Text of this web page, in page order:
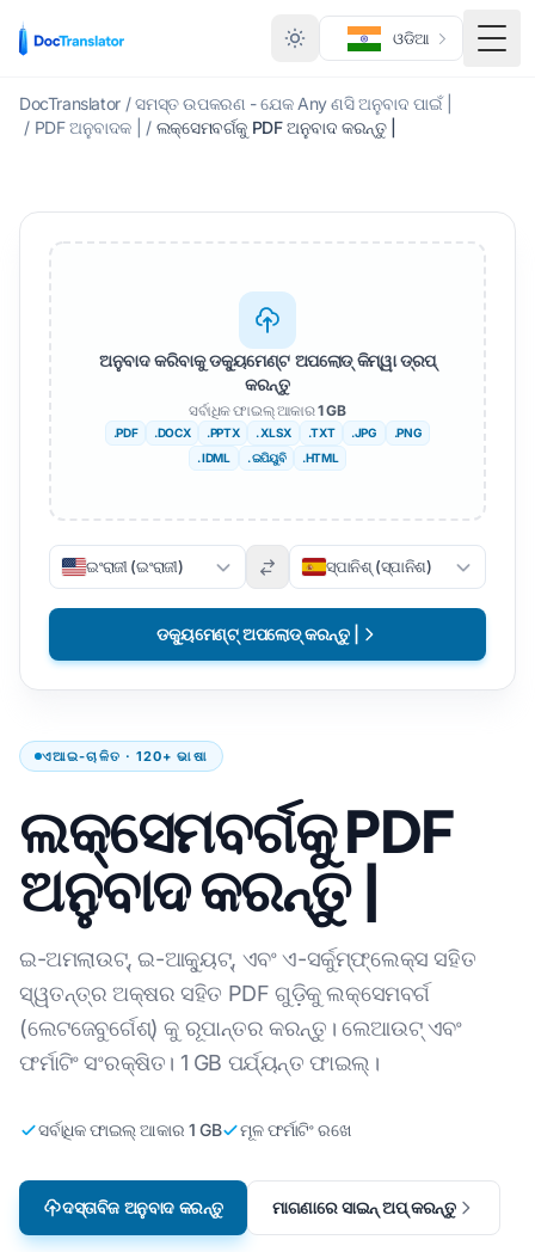
ଓଡିଆ
DocTranslator / ସମସ୍ତ ଉପକରଣ - ଯେକ Any ଣସି ଅନୁବାଦ ପାଇଁ |
/ PDF ଅନୁବାଦକ | / ଲକ୍ସେମବର୍ଗକୁ PDF ଅନୁବାଦ କରନ୍ତୁ |
ଏଆଇ-ଚାଳିତ · 120+ ଭାଷା
ଲକ୍ସେମବର୍ଗକୁ PDF
ଅନୁବାଦ କରନ୍ତୁ |
ଇ-ଅମଲାଉଟ୍, ଇ-ଆକ୍ୟୁଟ୍, ଏବଂ ଏ-ସର୍କୁମ୍ଫ୍ଲେକ୍ସ ସହିତ
ସ୍ୱତନ୍ତ୍ର ଅକ୍ଷର ସହିତ PDF ଗୁଡ଼ିକୁ ଲକ୍ସେମବର୍ଗ
(ଲେଟଜେବୁର୍ଗେଶ୍) କୁ ରୂପାନ୍ତର କରନ୍ତୁ। ଲେଆଉଟ୍ ଏବଂ
ଫର୍ମାଟିଂ ସଂରକ୍ଷିତ। 1 GB ପର୍ଯ୍ୟନ୍ତ ଫାଇଲ୍।
ସର୍ବାଧିକ ଫାଇଲ୍ ଆକାର 1 GB ମୂଳ ଫର୍ମାଟିଂ ରଖେ
ଦସ୍ତାବିଜ ଅନୁବାଦ କରନ୍ତୁ ମାଗଣାରେ ସାଇନ୍ ଅପ୍ କରନ୍ତୁ
ଅନୁବାଦ କରିବାକୁ ଡକ୍ୟୁମେଣ୍ଟ ଅପଲୋଡ୍ କିମ୍ୱା ଡ୍ରପ୍
କରନ୍ତୁ
ସର୍ବାଧିକ ଫାଇଲ୍ ଆକାର1 GB
.PDF .DOCX .PPTX . XLSX .TXT .JPG
.PNG
. IDML
. ଇପିୟୁବି .HTML
ଇଂରାଜୀ (ଇଂରାଜୀ) ସ୍ପାନିଶ୍ (ସ୍ପାନିଶ)
ଡକ୍ୟୁମେଣ୍ଟ୍ ଅପଲୋଡ୍ କରନ୍ତୁ |